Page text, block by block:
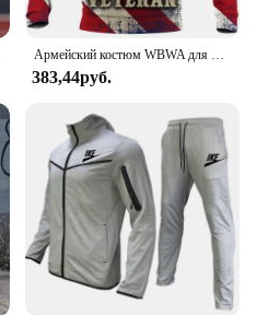
Армейский костюм WBWA для ветеранов, камуфляжный осенний пуловер в стиле милитари, новинка 2023, модный спортивный костюм для мужчин и женщин, повседневные толстовки с рисунком из 3 частей
383,44руб.